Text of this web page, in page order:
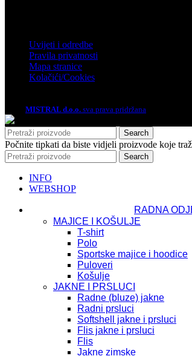
Uvijeti i odredbe
Pravila privatnosti
Mapa stranice
Kolačići/Cookies
MISTRAL d.o.o. sva prava pridržana
Search
Počnite tipkati da biste vidjeli proizvode koje
Search
INFO
WEBSHOP
RADNA
MAJICE I KOŠULJE
T-shirt
Polo
Sportske majice i hoodice
Puloveri
Košulje
JAKNE I PRSLUCI
Radne (bluze) jakne
Radni prsluci
Softshell jakne i prsluci
Flis jakne i prsluci
Flis
Jakne zimske